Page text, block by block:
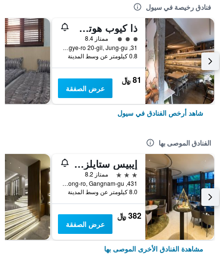
فنادق رخيصة في سيول
ذا كيوب هوتل - دار ضيافة
تقييم فئة 3ممتاز 8.4
31, Toegye-ro 20-gil, Jung-gu, سيول, كوريا الجنوبية
0.8 كيلومتر عن وسط المدينة
81 ﷼
عرض الصفقة
شاهد أرخص الفنادق في سيول
الفنادق الموصى بها
إيبيس ستايلز أمباسادور سيول غانغنام
3 نجوم
ممتاز 8.2
431, Samseong-ro, Gangnam-gu, سيول, كوريا الجنوبية
8.0 كيلومتر عن وسط المدينة
382 ﷼
عرض الصفقة
مشاهدة الفنادق الأخرى الموصى بها